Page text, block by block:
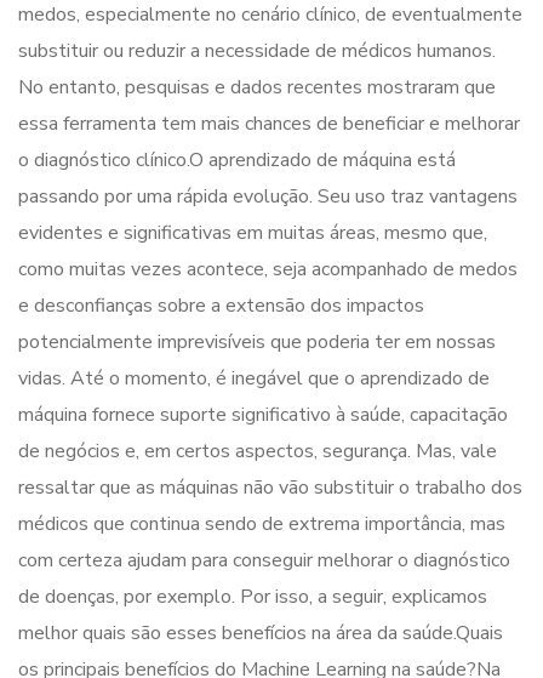
medos, especialmente no cenário clínico, de eventualmente
substituir ou reduzir a necessidade de médicos humanos.
No entanto, pesquisas e dados recentes mostraram que
essa ferramenta tem mais chances de beneficiar e melhorar
o diagnóstico clínico.O aprendizado de máquina está
passando por uma rápida evolução. Seu uso traz vantagens
evidentes e significativas em muitas áreas, mesmo que,
como muitas vezes acontece, seja acompanhado de medos
e desconfianças sobre a extensão dos impactos
potencialmente imprevisíveis que poderia ter em nossas
vidas. Até o momento, é inegável que o aprendizado de
máquina fornece suporte significativo à saúde, capacitação
de negócios e, em certos aspectos, segurança. Mas, vale
ressaltar que as máquinas não vão substituir o trabalho dos
médicos que continua sendo de extrema importância, mas
com certeza ajudam para conseguir melhorar o diagnóstico
de doenças, por exemplo. Por isso, a seguir, explicamos
melhor quais são esses benefícios na área da saúde.Quais
os principais benefícios do Machine Learning na saúde?Na